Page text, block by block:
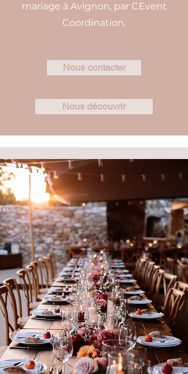
mariage à Avignon, par CEvent
Coordination.
Nous contacter
Nous découvrir